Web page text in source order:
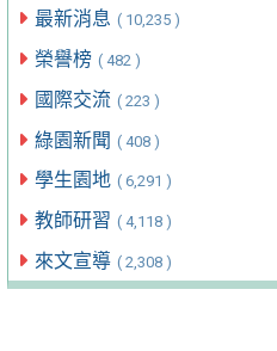
最新消息 ( 10,235 )
榮譽榜 ( 482 )
國際交流 ( 223 )
綠園新聞 ( 408 )
學生園地 ( 6,291 )
教師研習 ( 4,118 )
來文宣導 ( 2,308 )